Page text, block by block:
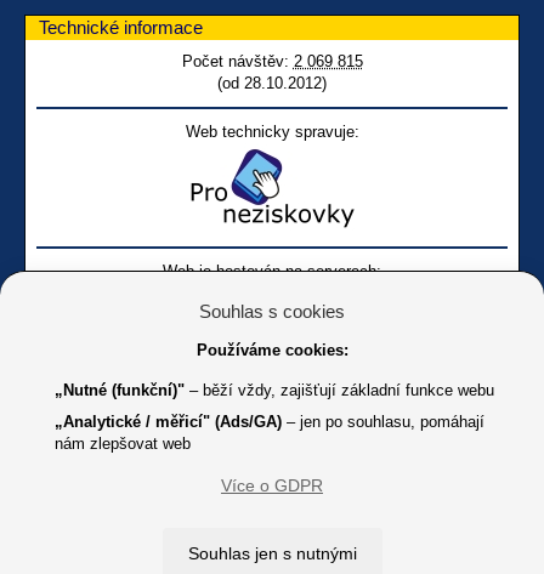
Technické informace
Počet návštěv: 2 069 815
(od 28.10.2012)
Web technicky spravuje:
Web je hostován na serverech:
Online
Youtube SONS
K jakémukoliv užití textů a obrázků uvedených na tomto serveru je
Souhlas s cookies
Používáme cookies:
„Nutné (funkční)" – běží vždy, zajišťují základní funkce webu
„Analytické / měřicí" (Ads/GA) – jen po souhlasu, pomáhají
nám zlepšovat web
Více o GDPR
Souhlas jen s nutnými